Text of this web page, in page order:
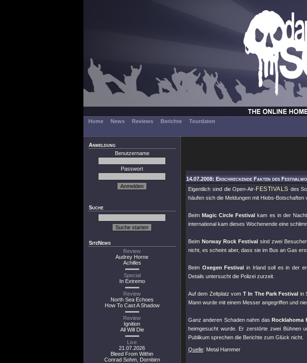
Home News Reviews Berichte
Tourdaten
Anmeldung
Benutzername
Passwort
Suche
SiteNews
Review
Audrey Horne
Achilles
Special
In Extremo
Review
North Sea Echoes
How To Cast A Shadow
Review
Ignition
All Will Die
Live
21.07.2026
Bleed From Within
Conrad Sohm, Dornbirn
14.07.2008: Erschreckende Fakten des
Eigentlich sind die Open-Air-FESTIVALS des
häufen sich die Meldungen mit Hiobs-Botschaften
BeimMagic Circle Festival kam es in der
international kam dieses Wochenende eine
Beim Norway Rock Festival sind zwei
nicht, es scheint aber, dass sie im Bus an Gas
Beim Oxegen Festival in Irland soll es in der
Details untersucht die Polizei zurzeit.
Auf dem Zeltplatz vom T In The Park Festival in
Mann wurde mit einem Messer angegriffen und
Ganz anderen Schaden nahm dasRocklahoma
heimgesucht wurde. Er zerstörte zwei Bühnen
Publikum sprechen die Berichte zum Glück nicht.
Quelle: Metal Hammer